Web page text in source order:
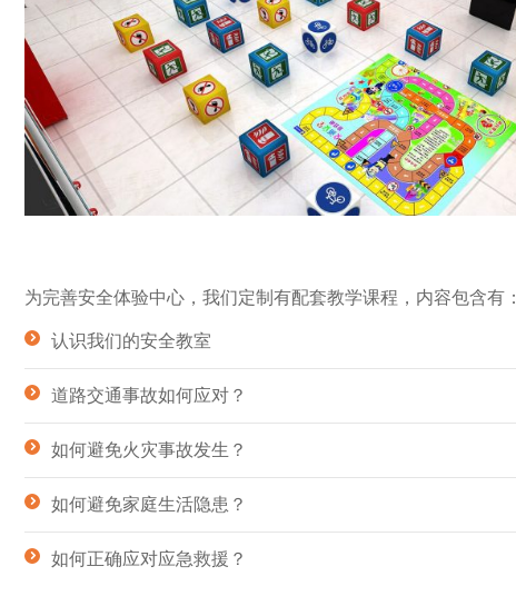
为完善安全体验中心，我们定制有配套教学课程，内容包含有：
认识我们的安全教室
道路交通事故如何应对？
如何避免火灾事故发生？
如何避免家庭生活隐患？
如何正确应对应急救援？